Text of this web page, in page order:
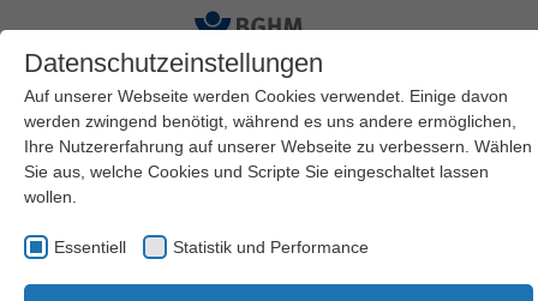
Suche nach Begriffen
Datenschutzeinstellungen
Auf unserer Webseite werden Cookies verwendet. Einige davon
werden zwingend benötigt, während es uns andere ermöglichen,
Ihre Nutzererfahrung auf unserer Webseite zu verbessern. Wählen
Sie aus, welche Cookies und Scripte Sie eingeschaltet lassen
wollen.
Essentiell Statistik und Performance